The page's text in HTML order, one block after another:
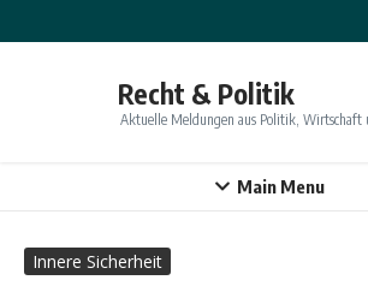
Recht & Politik
Aktuelle Meldungen aus Politik, Wirtschaft
Main Menu
Innere Sicherheit